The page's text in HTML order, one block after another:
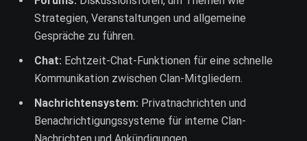
Strategien, Veranstaltungen und allgemeine
Gespräche zu führen.
Chat: Echtzeit-Chat-Funktionen für eine schnelle
Kommunikation zwischen Clan-Mitgliedern.
Nachrichtensystem: Privatnachrichten und
Benachrichtigungssysteme für interne Clan-
Nachrichten und Ankündigungen.